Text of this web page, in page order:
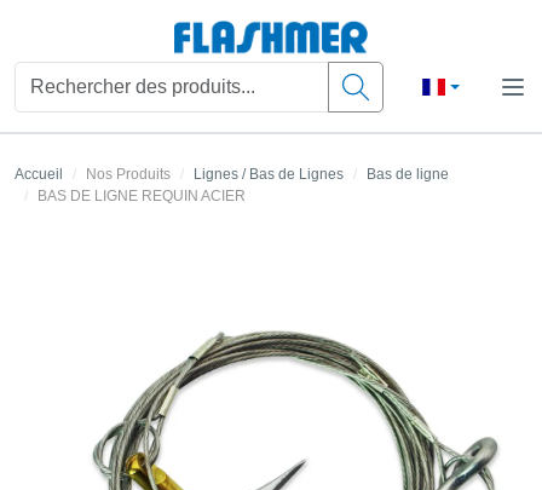
Accueil Nos Produits Lignes / Bas de Lignes
Bas de ligne
BAS DE LIGNE REQUIN ACIER